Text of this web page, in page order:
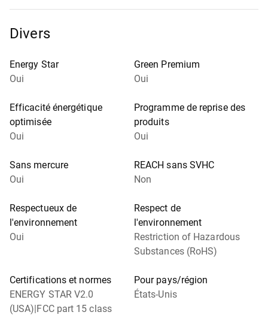
Divers
Energy Star
Oui
Green Premium
Oui
Efficacité énergétique
optimisée
Oui
Programme de reprise des
produits
Oui
Sans mercure
Oui
REACH sans SVHC
Non
Respectueux de
l'environnement
Oui
Respect de
l'environnement
Restriction of Hazardous
Substances (RoHS)
Certifications et normes
ENERGY STAR V2.0
(USA)|FCC part 15 class
Pour pays/région
États-Unis